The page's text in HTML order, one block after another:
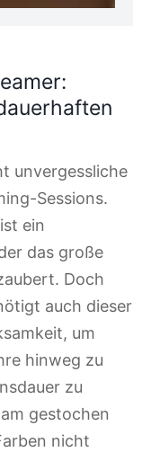
unvergessliche
Sessions.
ein
das große
Doch
auch dieser
um
hinweg zu
zu
gestochen
nicht